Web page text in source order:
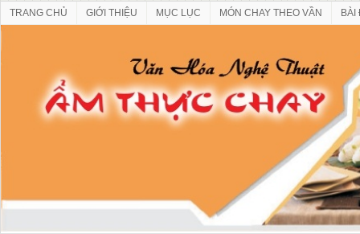
TRANG CHỦ GIỚI THIỆU MỤC LỤC MÓN CHAY THEO VẦN BÀI